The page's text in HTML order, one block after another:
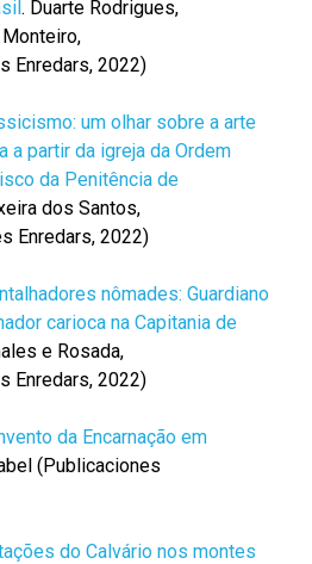
. Duarte Rodrigues,
Monteiro,
Enredars, 2022)
um olhar sobre a arte
a partir da igreja da Ordem
da Penitência de
dos Santos,
Enredars, 2022)
nômades: Guardiano
carioca na Capitania de
e Rosada,
Enredars, 2022)
da Encarnação em
(Publicaciones
do Calvário nos montes